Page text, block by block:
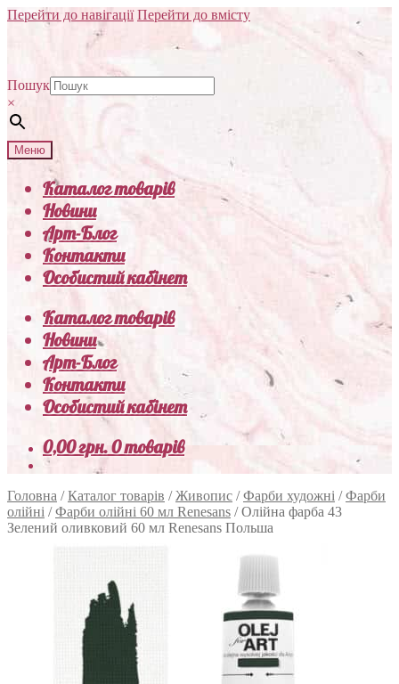
Перейти до навігації Перейти до вмісту
Пошук
×
Меню
Каталог товарів
Новини
Арт-Блог
Контакти
Особистий кабінет
Каталог товарів
Новини
Арт-Блог
Контакти
Особистий кабінет
0,00грн.0 товарів
Головна /Каталог товарів /Живопис /Фарби художні /Фарби
олійні /Фарби олійні 60 мл Renesans /Олійна фарба 43
Зелений оливковий 60 мл Renesans Польша